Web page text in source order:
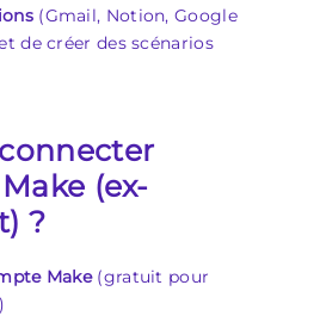
(Gmail, Notion, Google
de créer des scénarios
(ex-
?
Make(gratuit pour